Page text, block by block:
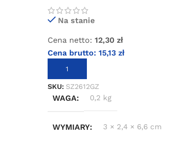
Na stanie
Cena netto: 12,30 zł
Cena brutto: 15,13 zł
DODAJ DO KOSZYKA
SKU: SZ2612GZ
WAGA 0,2 kg
WYMIARY 3 × 2,4 × 6,6 cm